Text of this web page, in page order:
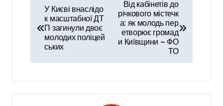
в
г
а
ц
У Києві внаслідо
к масштабної ДТ
П загинули двоє
молодих поліцей
ських
Від кабінетів до
річкового містечк
а: як молодь пер
етворює громад
и Київщини — ФО
ТО